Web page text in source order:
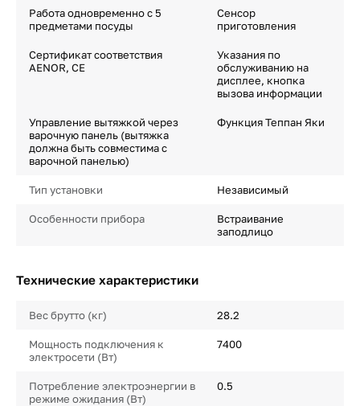
Работа одновременно с 5
предметами посуды
Сенсор
приготовления
Сертификат соответствия
AENOR, CE
Указания по
обслуживанию на
дисплее, кнопка
вызова информации
Управление вытяжкой через
варочную панель (вытяжка
должна быть совместима с
варочной панелью)
Функция Теппан Яки
Тип установки Независимый
Особенности прибора
Встраивание
заподлицо
Технические характеристики
Вес брутто (кг) 28.2
Мощность подключения к
электросети (Вт)
7400
Потребление электроэнергии в
режиме ожидания (Вт)
0.5